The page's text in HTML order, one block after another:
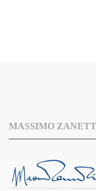
MASSIMO